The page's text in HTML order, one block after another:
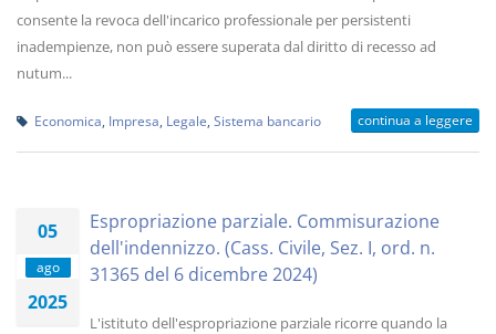
consente la revoca dell'incarico professionale per persistenti
inadempienze, non può essere superata dal diritto di recesso ad
nutum...
Economica Impresa Legale Sistema bancario continua a leggere
05
ago
2025
Espropriazione parziale. Commisurazione
dell'indennizzo. (Cass. Civile, Sez. I, ord. n.
31365 del 6 dicembre 2024)
L'istituto dell'espropriazione parziale ricorre quando la